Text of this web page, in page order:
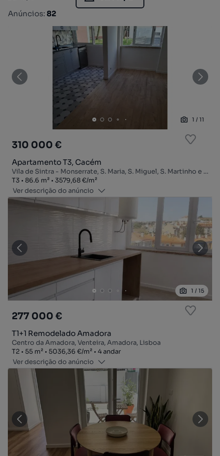
Anúncios: 82
1 / 11
310 000 €
Apartamento T3, Cacém
Vila de Sintra - Monserrate, S. Maria, S. Miguel, S. Martinho e S. Pedro de Penaferrim, Sintra, Lisboa
Tipologia
T3
Zona86.6 m²
Preço por metro quadrado
3579,68 €/m²
Ver descrição do anúncio
1 / 15
277 000 €
T1+1 Remodelado Amadora
Centro da Amadora, Venteira, Amadora, Lisboa
Tipologia
T2
Zona55 m²
Preço por metro quadrado
5036,36 €/m²
Andar
4 andar
Ver descrição do anúncio